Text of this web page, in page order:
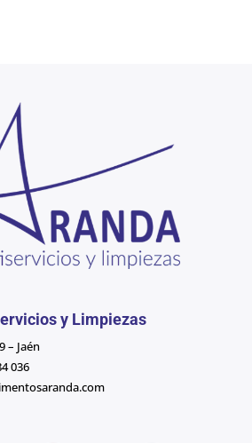
y Limpiezas
– Jaén
036